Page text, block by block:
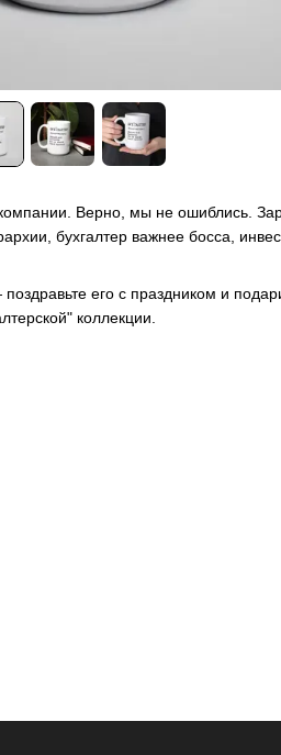
Верно, мы не ошиблись.
бухгалтер важнее босса,
его с праздником и
коллекции.